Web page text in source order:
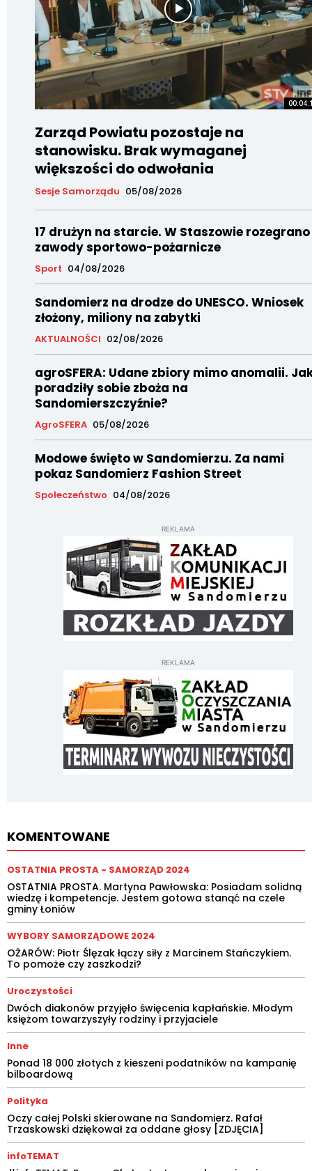
Zarząd Powiatu pozostaje na
stanowisku. Brak wymaganej
większości do odwołania
Sesje Samorządu 05/08/2026
17 drużyn na starcie. W Staszowie rozegrano
zawody sportowo-pożarnicze
Sport 04/08/2026
Sandomierz na drodze do UNESCO. Wniosek
złożony, miliony na zabytki
AKTUALNOŚCI 02/08/2026
agroSFERA: Udane zbiory mimo anomalii.
poradziły sobie zboża na
Sandomierszczyźnie?
AgroSFERA 05/08/2026
Modowe święto w Sandomierzu. Za nami
pokaz Sandomierz Fashion Street
Społeczeństwo 04/08/2026
REKLAMA
REKLAMA
KOMENTOWANE
OSTATNIA PROSTA - SAMORZĄD 2024
OSTATNIA PROSTA. Martyna Pawłowska: Posiadam solidną
wiedzę i kompetencje. Jestem gotowa stanąć na czele
gminy Łoniów
WYBORY SAMORZĄDOWE 2024
OŻARÓW: Piotr Ślęzak łączy siły z Marcinem Stańczykiem.
To pomoże czy zaszkodzi?
Uroczystości
Dwóch diakonów przyjęło święcenia kapłańskie. Młodym
księżom towarzyszyły rodziny i przyjaciele
Inne
Ponad 18 000 złotych z kieszeni podatników na kampanię
bilboardową
Polityka
Oczy całej Polski skierowane na Sandomierz. Rafał
Trzaskowski dziękował za oddane głosy [ZDJĘCIA]
infoTEMAT